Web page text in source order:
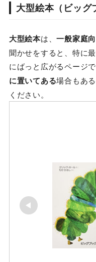
大型絵本（ビッグ
大型絵本は、一般家庭
聞かせをすると、特に
にばっと広がるページ
に置いてある場合もあ
ください。